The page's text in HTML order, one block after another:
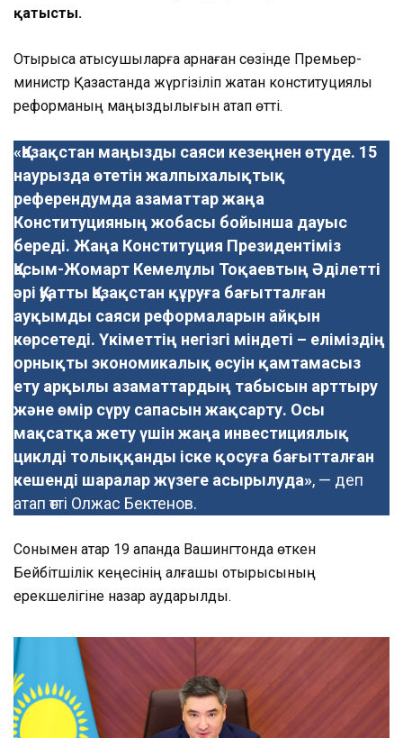
қатысты.
Отырысқа қатысушыларға арнаған сөзінде Премьер-
министр Қазақстанда жүргізіліп жатқан конституциялық
реформаның маңыздылығын атап өтті.
«Қазақстан маңызды саяси кезеңнен өтуде. 15
наурызда өтетін жалпыхалықтық
референдумда азаматтар жаңа
Конституцияның жобасы бойынша дауыс
береді. Жаңа Конституция Президентіміз
Қасым-Жомарт Кемелұлы Тоқаевтың Әділетті
әрі Қуатты Қазақстан құруға бағытталған
ауқымды саяси реформаларын айқын
көрсетеді. Үкіметтің негізгі міндеті – еліміздің
орнықты экономикалық өсуін қамтамасыз
ету арқылы азаматтардың табысын арттыру
және өмір сүру сапасын жақсарту. Осы
мақсатқа жету үшін жаңа инвестициялық
циклді толыққанды іске қосуға бағытталған
кешенді шаралар жүзеге асырылуда», — деп
атап өтті Олжас Бектенов.
Сонымен қатар 19 ақпанда Вашингтонда өткен
Бейбітшілік кеңесінің алғашқы отырысының
ерекшелігіне назар аударылды.